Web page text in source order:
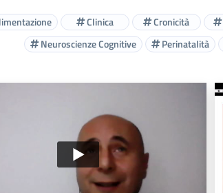
Clinica Cronicità
Neuroscienze Cognitive
Perinatalità
Video